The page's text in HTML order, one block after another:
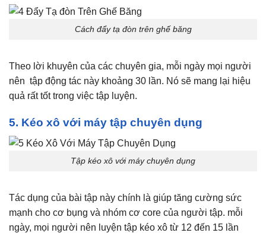
Cách đẩy tạ đòn trên ghế băng
Theo lời khuyên của các chuyên gia, mỗi ngày mọi người
nên tập động tác này khoảng 30 lần. Nó sẽ mang lại hiệu
quả rất tốt trong việc tập luyện.
5. Kéo xô với máy tập chuyên dụng
Tập kéo xô với máy chuyên dụng
Tác dụng của bài tập này chính là giúp tăng cường sức
mạnh cho cơ bụng và nhóm cơ core của người tập. mỗi
ngày, mọi người nên luyện tập kéo xô từ 12 đến 15 lần